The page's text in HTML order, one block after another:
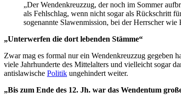
„Der Wendenkreuzzug, der noch im Sommer
als Fehlschlag, wenn nicht sogar als Rückschritt
sogenannte Slawenmission, bei der Herrscher
„Unterwerfen die dort lebenden Stämme“
Zwar mag es formal nur ein Wendenkreuzzug gegeben
viele Jahrhunderte des Mittelalters und vielleicht sogar
antislawische Politik ungehindert weiter.
„Bis zum Ende des 12. Jh. war das Wendentum